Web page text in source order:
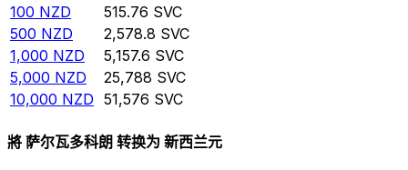
100 NZD 515.76 SVC
500 NZD 2,578.8 SVC
1,000 NZD 5,157.6 SVC
5,000 NZD 25,788 SVC
10,000 NZD 51,576 SVC
將 萨尔瓦多科朗 转换为 新西兰元